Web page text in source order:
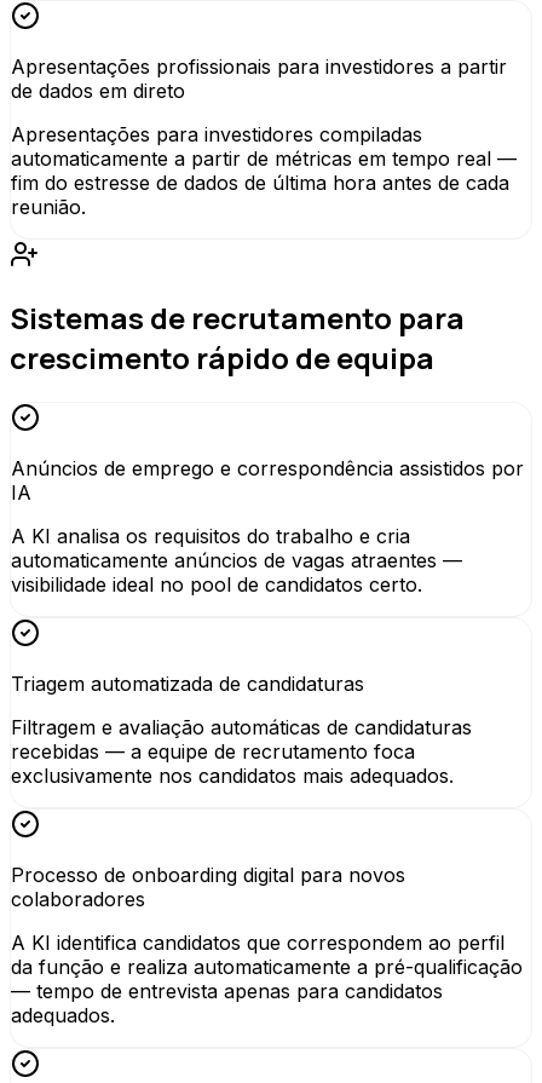
Apresentações profissionais para investidores a partir
de dados em direto
Apresentações para investidores compiladas
automaticamente a partir de métricas em tempo real —
fim do estresse de dados de última hora antes de cada
reunião.
Sistemas de recrutamento para
crescimento rápido de equipa
Anúncios de emprego e correspondência assistidos por
IA
A KI analisa os requisitos do trabalho e cria
automaticamente anúncios de vagas atraentes —
visibilidade ideal no pool de candidatos certo.
Triagem automatizada de candidaturas
Filtragem e avaliação automáticas de candidaturas
recebidas — a equipe de recrutamento foca
exclusivamente nos candidatos mais adequados.
Processo de onboarding digital para novos
colaboradores
A KI identifica candidatos que correspondem ao perfil
da função e realiza automaticamente a pré-qualificação
— tempo de entrevista apenas para candidatos
adequados.